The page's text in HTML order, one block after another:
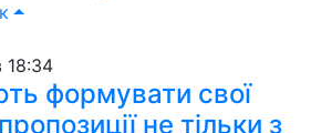
18:34
формувати свої
не тільки з